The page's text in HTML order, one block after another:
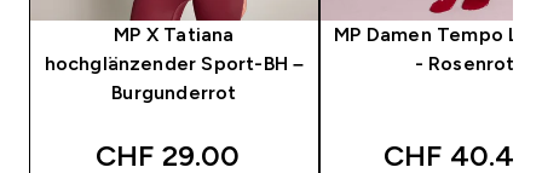
MP X Tatiana
hochglänzender Sport-BH –
Burgunderrot
discounted price
CHF 29.00‎
MP Damen Tempo
- Rosenrot
discounted
CHF 40.48‎